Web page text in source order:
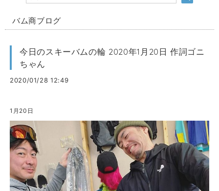
バム商ブログ
今日のスキーバムの輪 2020年1月20日 作詞ゴニ
ちゃん
2020/01/28 12:49
1月20日